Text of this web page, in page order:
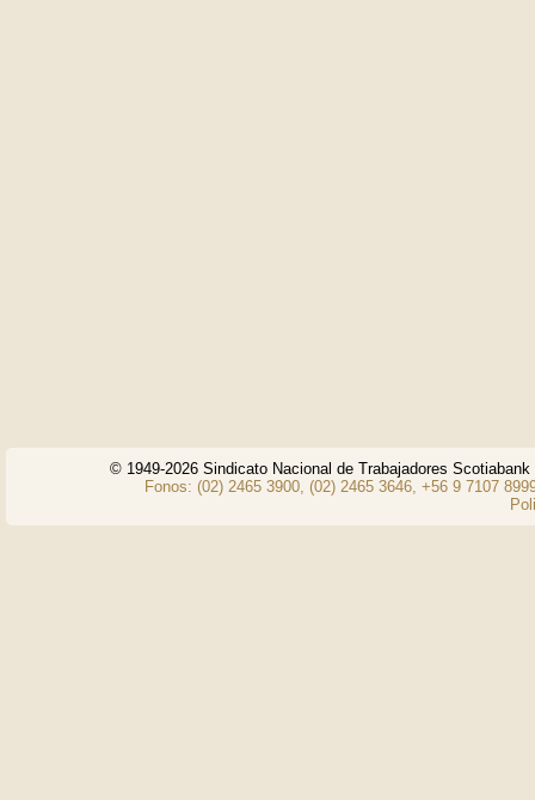
© 1949-2026 Sindicato Nacional de Trabajadores
Fonos: (02) 2465 3900, (02) 2465 3646, +56 9 7107